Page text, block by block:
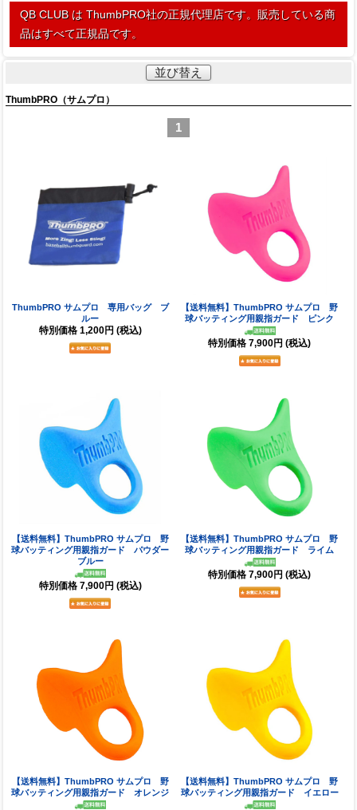
QB CLUB は ThumbPRO社の正規代理店です。販売している商
品はすべて正規品です。
並び替え
ThumbPRO（サムプロ）
1
ThumbPRO サムプロ 専用バッグ ブ
ルー
特別価格 1,200円 (税込)
【送料無料】ThumbPRO サムプロ 野
球バッティング用親指ガード ピンク
特別価格 7,900円 (税込)
【送料無料】ThumbPRO サムプロ 野
球バッティング用親指ガード パウダー
ブルー
特別価格 7,900円 (税込)
【送料無料】ThumbPRO サムプロ 野
球バッティング用親指ガード ライム
特別価格 7,900円 (税込)
【送料無料】ThumbPRO サムプロ 野
球バッティング用親指ガード オレンジ
【送料無料】ThumbPRO サムプロ 野
球バッティング用親指ガード イエロー